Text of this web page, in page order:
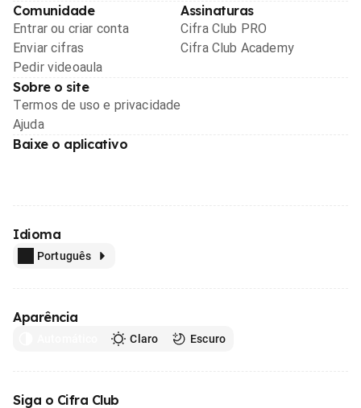
Comunidade
Entrar ou criar conta
Enviar cifras
Pedir videoaula
Assinaturas
Cifra Club PRO
Cifra Club Academy
Sobre o site
Termos de uso e privacidade
Ajuda
Baixe o aplicativo
Idioma
Português
Aparência
Claro Escuro
Siga o Cifra Club